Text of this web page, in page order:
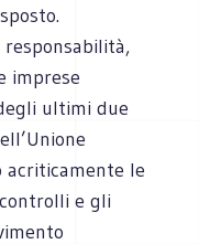
imprese
ultimi due
acriticamente le
e gli